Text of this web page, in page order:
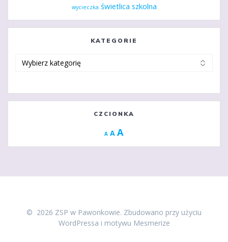
wycieczka świetlica szkolna
KATEGORIE
CZCIONKA
A Decrease
A Reset
A
© 2026 ZSP w Pawonkowie. Zbudowano przy użyciu
WordPressa i motywu Mesmerize